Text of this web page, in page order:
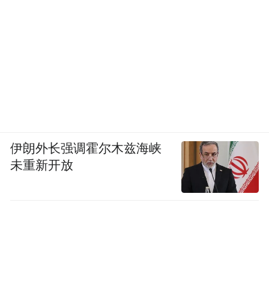
伊朗外长强调霍尔木兹海峡
未重新开放